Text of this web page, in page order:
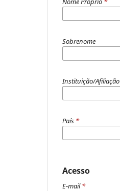
Sobrenome
Instituição/Afiliação
País *
Acesso
E-mail*